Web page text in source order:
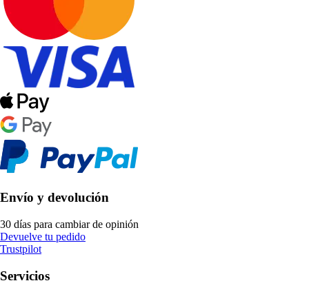
Envío y devolución
30 días para cambiar de opinión
Devuelve tu pedido
Trustpilot
Servicios